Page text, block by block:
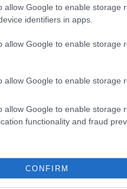
allow Google to enable storage
identifiers in apps.
allow Google to enable storage
allow Google to enable storage
allow Google to enable storage
functionality and fraud
CONFIRM
Πολυδύναμα
ιατρικού
το υπουργείο
ότι όποιος δεν
το παραπεμπτικό
επέλεγαν και
υπήρχε ήδη
Γιατρό, το
ασφαλισμένοι